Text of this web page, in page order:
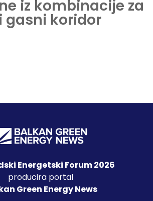
iz kombinacije za
gasni koridor
Energetski Forum 2026
producira portal
Green Energy News